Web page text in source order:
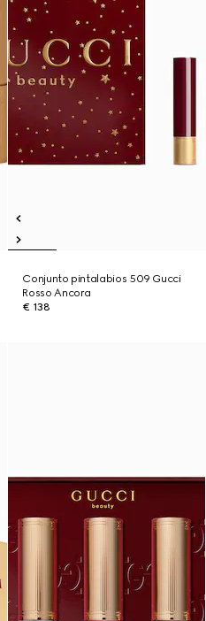
Conjunto pintalabios 509 Gucci
Rosso Ancora
€ 138